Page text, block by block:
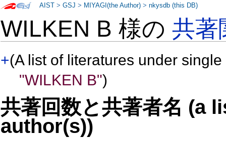
WILKEN B 様の共著
+(A list of literatures under
"WILKEN B")
共著回数と共著者名 (a
author(s))
AIST >GSJ > MIYAGI(the Author) >nkysdb (this DB)